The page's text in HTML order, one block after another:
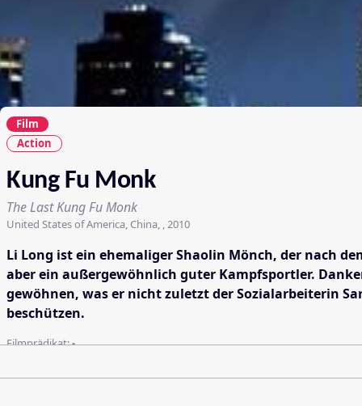
Film
Action
Kung Fu Monk
The Last Kung Fu Monk
United States of America, China, , 2010
Li Long ist ein ehemaliger Shaolin Mönch, der nach
aber ein außergewöhnlich guter Kampfsportler.
gewöhnen, was er nicht zuletzt der Sozialarbeiterin
beschützen.
Filmprädikat:-